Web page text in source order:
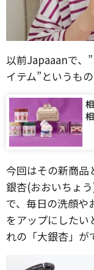
以前Japaaanで、
イテム”というも
今回はその新商品
銀杏(おおいちょ
で、毎日の洗顔や
をアップにした
れの「大銀杏」が